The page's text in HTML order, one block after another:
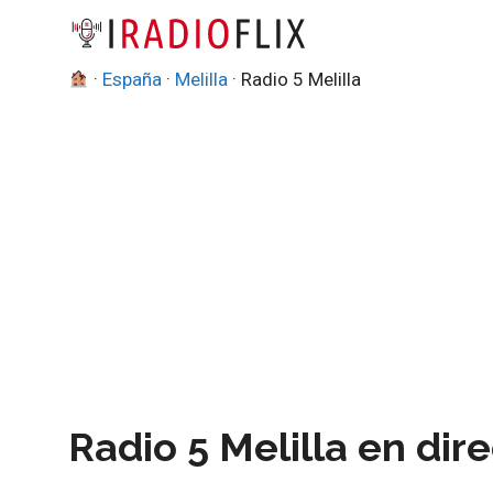
contenido
· España · Melilla · Radio 5 Melilla
Radio 5 Melilla en